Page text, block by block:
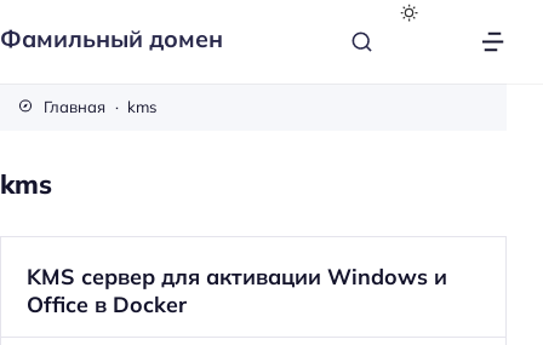
Фамильный домен
Главная kms
kms
KMS сервер для активации Windows и
Office в Docker